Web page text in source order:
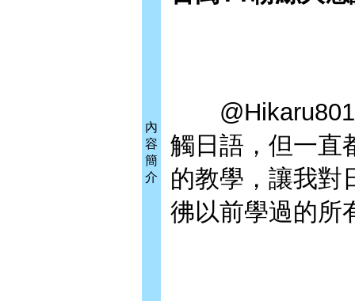
內
容
簡
介
@Hikaru801
觸日語，但一直
的教學，讓我對
彿以前學過的所